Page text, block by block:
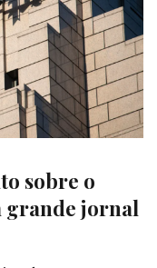
sobre o
grande jornal